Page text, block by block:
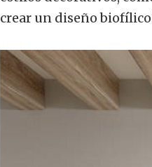
crear un diseño